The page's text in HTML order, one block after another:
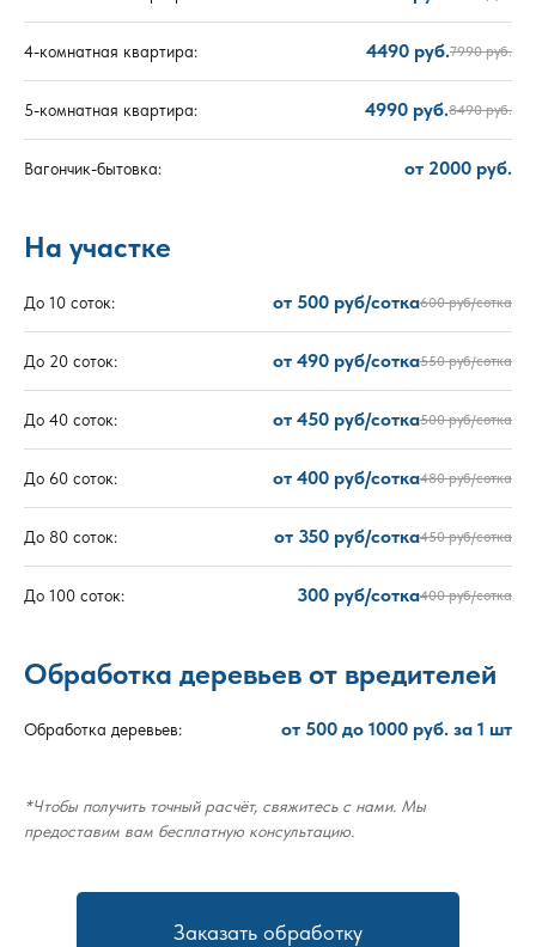
4-комнатная квартира: 4490 руб.7990 руб.
5-комнатная квартира: 4990 руб.8490 руб.
Вагончик-бытовка: от 2000 руб.
На участке
До 10 соток: от 500 руб/сотка600 руб/сотка
До 20 соток: от 490 руб/сотка550 руб/сотка
До 40 соток: от 450 руб/сотка500 руб/сотка
До 60 соток: от 400 руб/сотка480 руб/сотка
До 80 соток: от 350 руб/сотка450 руб/сотка
До 100 соток: 300 руб/сотка400 руб/сотка
Обработка деревьев от вредителей
Обработка деревьев: от 500 до 1000 руб. за 1 шт
*Чтобы получить точный расчёт, свяжитесь с нами. Мы
предоставим вам бесплатную консультацию.
Заказать обработку